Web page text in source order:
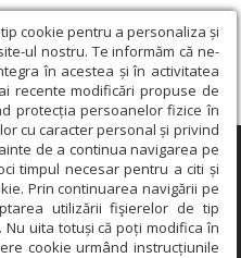
cookie pentru a personaliza și
ul nostru. Te informăm că ne-
în acestea și în activitatea
recente modificări propuse de
protecția persoanelor fizice în
cu caracter personal și privind
de a continua navigarea pe
timpul necesar pentru a citi și
Prin continuarea navigării pe
utilizării fişierelor de tip
uita totuși că poți modifica în
cookie urmând instrucțiunile
×